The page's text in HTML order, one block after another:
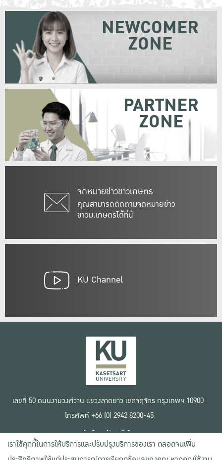
จดหมายข่าวชาวเกษตร
คุณสามารถติดตามจดหมายข่าว
ชาวม.เกษตรได้ที่นี่
NEWCOMER
ZONE
PARTNER
ZONE
KU Channel
เลขที่ 50 ถนนงามวงศ์วาน แขวงลาดยาว เขตจตุจักร กรุงเทพฯ 10900
โทรศัพท์ +66 (0) 2942 8200-45
เงื่อนไขการใช้งานเว็บไซต์
ข้อตกลงด้านสิทธิ์ใช้งาน
นโยบายความเป็นส่วนตัว
เราใช้คุกกี้ในการให้บริการและปรับปรุงบริการของเรา ตลอดจนเพิ่ม